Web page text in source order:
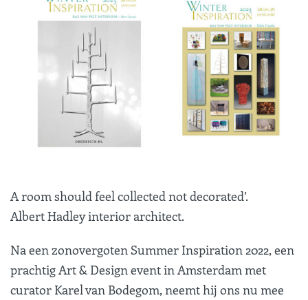
A room should feel collected not decorated’.
Albert Hadley interior architect.
Na een zonovergoten Summer Inspiration 2022, een
prachtig Art & Design event in Amsterdam met
curator Karel van Bodegom, neemt hij ons nu mee